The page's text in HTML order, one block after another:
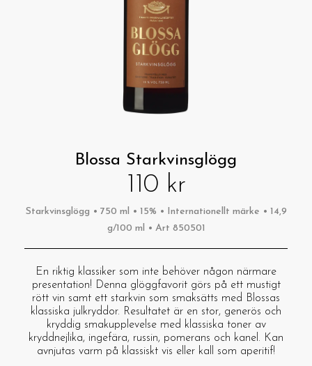
Blossa Starkvinsglögg
110 kr
Starkvinsglögg • 750 ml • 15% • Internationellt märke • 14,9
g/100 ml • Art 850501
En riktig klassiker som inte behöver någon närmare
presentation! ​​Denna glöggfavorit görs på ett mustigt
rött vin samt ett starkvin som smaksätts med Blossas
klassiska julkryddor. Resultatet är en stor, generös och
kryddig smakupplevelse med klassiska toner av
kryddnejlika, ingefära, russin, pomerans och kanel. Kan
avnjutas varm på klassiskt vis eller kall som aperitif!